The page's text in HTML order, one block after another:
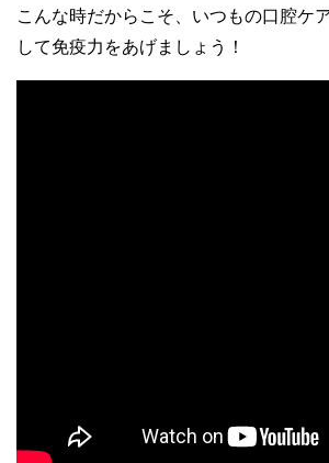
こんな時だからこそ、いつもの口腔ケ
して免疫力をあげましょう！